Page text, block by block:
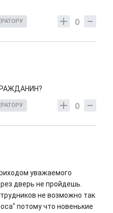
0
0
уважаемого
дверь не пройдешь.
не возможно так
потому что новенькие